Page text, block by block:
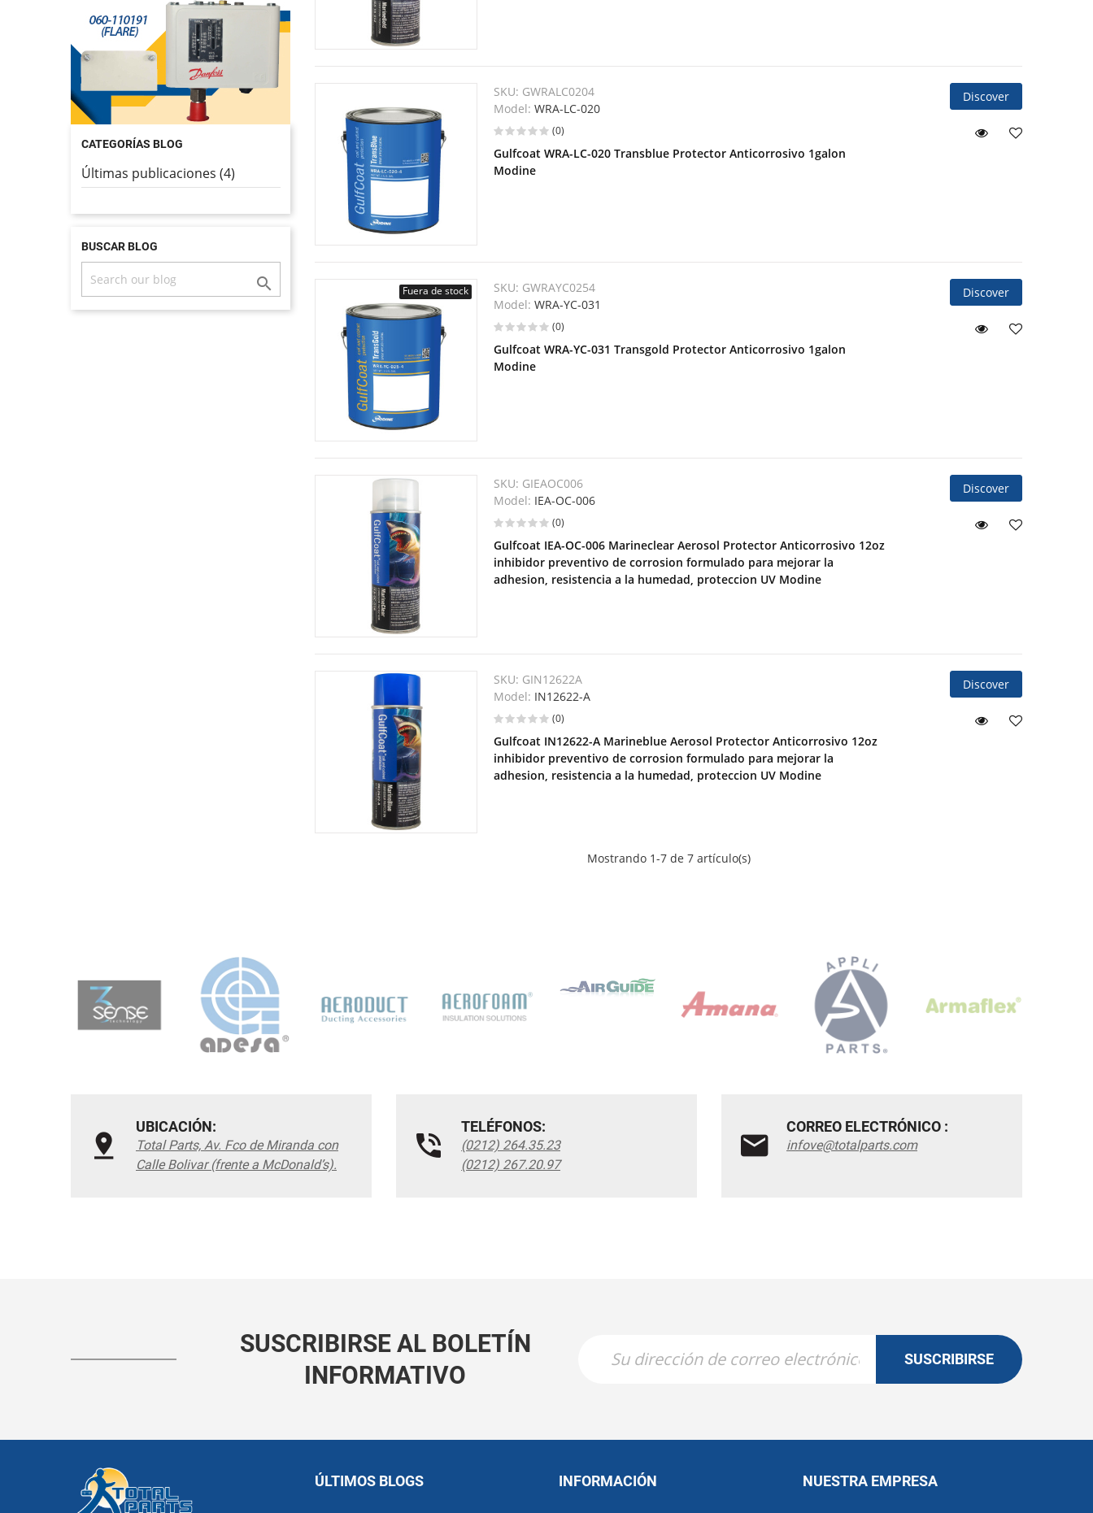
SKU: GWRALC0204
Model:WRA-LC-020
(0)
Gulfcoat WRA-LC-020 Transblue Protector Anticorrosivo 1galon
Modine
Discover
Fuera de stock SKU: GWRAYC0254
Model:WRA-YC-031
(0)
Gulfcoat WRA-YC-031 Transgold Protector Anticorrosivo 1galon
Modine
Discover
SKU: GIEAOC006
Model: IEA-OC-006
(0)
Gulfcoat IEA-OC-006 Marineclear Aerosol Protector Anticorrosivo 12oz
inhibidor preventivo de corrosion formulado para mejorar la
adhesion, resistencia a la humedad, proteccion UV Modine
Discover
SKU: GIN12622A
Model: IN12622-A
(0)
Gulfcoat IN12622-A Marineblue Aerosol Protector Anticorrosivo 12oz
inhibidor preventivo de corrosion formulado para mejorar la
adhesion, resistencia a la humedad, proteccion UV Modine
Discover
Mostrando 1-7 de 7 artículo(s)
CATEGORÍAS BLOG
Últimas publicaciones (4)
BUSCAR BLOG

UBICACIÓN:
Total Parts, Av. Fco de Miranda con
Calle Bolivar (frente a McDonald’s).
TELÉFONOS:
(0212) 264.35.23
(0212) 267.20.97
CORREO ELECTRÓNICO :
infove@totalparts.com
SUSCRIBIRSE AL BOLETÍN
INFORMATIVO
SUSCRIBIRSE
ÚLTIMOS BLOGS INFORMACIÓN NUESTRA EMPRESA